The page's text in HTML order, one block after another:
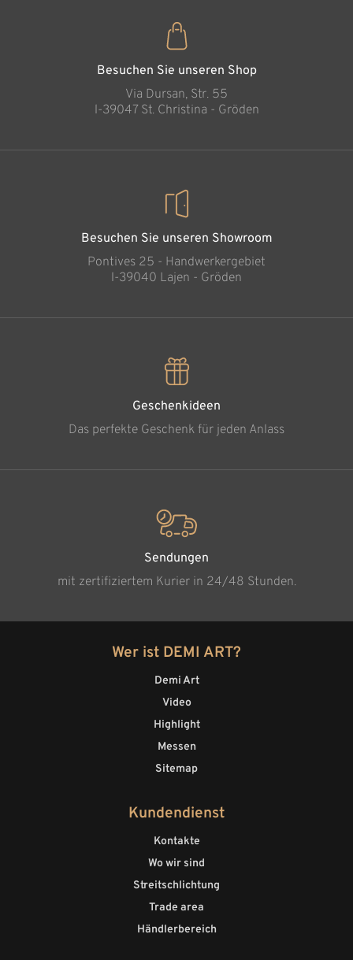
Besuchen Sie unseren Shop
Via Dursan, Str. 55
l-39047 St. Christina - Gröden
Besuchen Sie unseren Showroom
Pontives 25 - Handwerkergebiet
l-39040 Lajen - Gröden
Geschenkideen
Das perfekte Geschenk für jeden Anlass
Sendungen
mit zertifiziertem Kurier in 24/48 Stunden.
Wer ist DEMI ART?
Demi Art
Video
Highlight
Messen
Sitemap
Kundendienst
Kontakte
Wo wir sind
Streitschlichtung
Trade area
Händlerbereich